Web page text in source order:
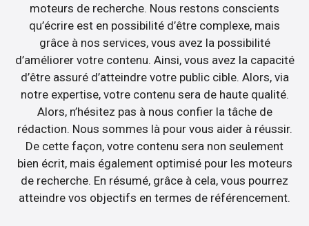
moteurs de recherche. Nous restons conscients
qu’écrire est en possibilité d’être complexe, mais
grâce à nos services, vous avez la possibilité
d’améliorer votre contenu. Ainsi, vous avez la capacité
d’être assuré d’atteindre votre public cible. Alors, via
notre expertise, votre contenu sera de haute qualité.
Alors, n’hésitez pas à nous confier la tâche de
rédaction. Nous sommes là pour vous aider à réussir.
De cette façon, votre contenu sera non seulement
bien écrit, mais également optimisé pour les moteurs
de recherche. En résumé, grâce à cela, vous pourrez
atteindre vos objectifs en termes de référencement.